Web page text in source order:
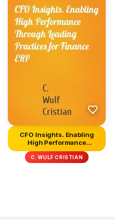
CFO Insights. Enabling
High Performance
Through Le...
C. WULF CRISTIAN